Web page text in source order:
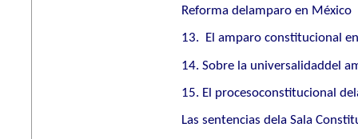
Reforma delamparo en México
13. El amparo constitucional
14. Sobre la universalidaddel
15. El procesoconstitucional
Las sentencias dela Sala